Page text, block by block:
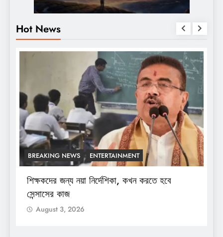
Hot News
BREAKING NEWS ENTERTAINMENT
শিক্ষকদের জন্য নয়া নির্দেশিকা, কখন করতে হবে
সেন্সাসের কাজ
August 3, 2026